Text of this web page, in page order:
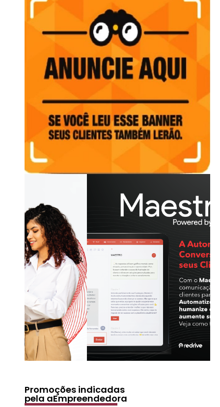
Promoções indicadas
pela aEmpreendedora